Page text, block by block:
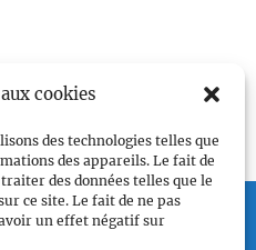
cookies
des technologies telles que
des appareils. Le fait de
des données telles que le
ce site. Le fait de ne pas
un effet négatif sur